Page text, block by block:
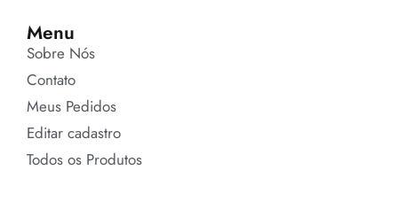
Menu
Sobre Nós
Contato
Meus Pedidos
Editar cadastro
Todos os Produtos